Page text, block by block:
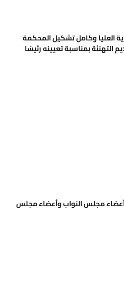
العليا وكامل تشكيل المحكمة
التهنئة بمناسبة تعيينه رئيسًا
أعضاء مجلس النواب وأعضاء مجلس